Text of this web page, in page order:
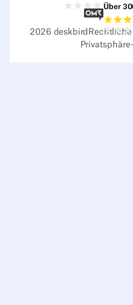
Über
2026 deskbird